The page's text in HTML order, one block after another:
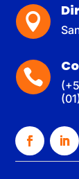

